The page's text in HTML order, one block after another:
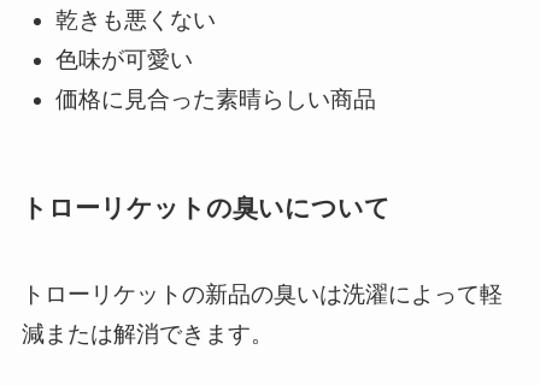
乾きも悪くない
色味が可愛い
価格に見合った素晴らしい商品
トローリケットの臭いについて
トローリケットの新品の臭いは洗濯によって軽
減または解消できます。